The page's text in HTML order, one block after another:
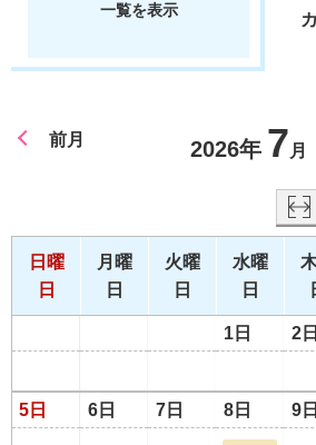
一覧を表示
前月 2026年 7 月
日曜
日
月曜
日
火曜
日
水曜
日
1日 2日
5日 6日 7日 8日 9日